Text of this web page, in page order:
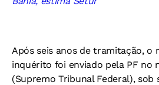
Após seis anos de tramitação, o
inquérito foi enviado pela PF no
(Supremo Tribunal Federal), sob